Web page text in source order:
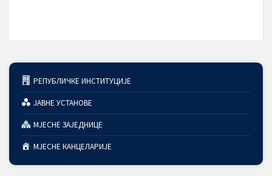
РЕПУБЛИЧКЕ ИНСТИТУЦИЈЕ
ЈАВНЕ УСТАНОВЕ
МЈЕСНЕ ЗАЈЕДНИЦЕ
МЈЕСНЕ КАНЦЕЛАРИЈЕ